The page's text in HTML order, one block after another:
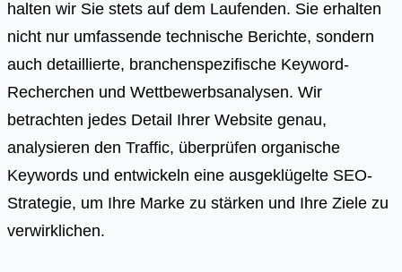
halten wir Sie stets auf dem Laufenden. Sie erhalten
nicht nur umfassende technische Berichte, sondern
auch detaillierte, branchenspezifische Keyword-
Recherchen und Wettbewerbsanalysen. Wir
betrachten jedes Detail Ihrer Website genau,
analysieren den Traffic, überprüfen organische
Keywords und entwickeln eine ausgeklügelte SEO-
Strategie, um Ihre Marke zu stärken und Ihre Ziele zu
verwirklichen.